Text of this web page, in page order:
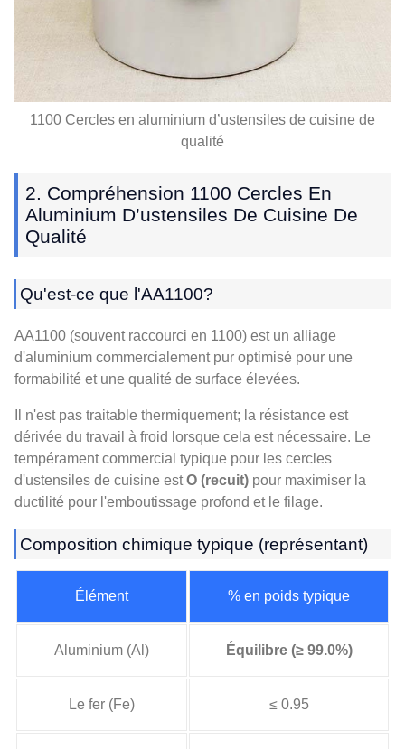
1100 Cercles en aluminium d’ustensiles de cuisine de
qualité
2. Compréhension 1100 Cercles En
Aluminium D’ustensiles De Cuisine De
Qualité
Qu'est-ce que l'AA1100?
AA1100 (souvent raccourci en 1100) est un alliage
d'aluminium commercialement pur optimisé pour une
formabilité et une qualité de surface élevées.
Il n'est pas traitable thermiquement; la résistance est
dérivée du travail à froid lorsque cela est nécessaire. Le
tempérament commercial typique pour les cercles
d'ustensiles de cuisine estO (recuit) pour maximiser la
ductilité pour l'emboutissage profond et le filage.
Composition chimique typique (représentant)
Élément % en poids typique
Aluminium (Al) Équilibre (≥ 99.0%)
Le fer (Fe) ≤ 0.95